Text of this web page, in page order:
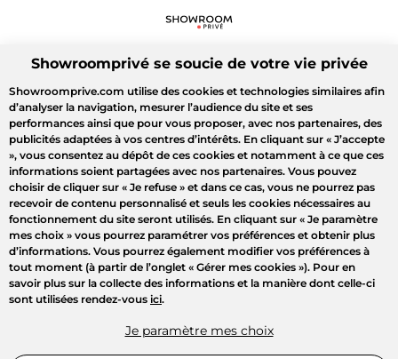
Showroomprivé se soucie de votre vie privée
Showroomprive.com utilise des cookies et technologies similaires afin
d’analyser la navigation, mesurer l’audience du site et ses
performances ainsi que pour vous proposer, avec nos partenaires, des
publicités adaptées à vos centres d’intérêts. En cliquant sur « J’accepte
», vous consentez au dépôt de ces cookies et notamment à ce que ces
informations soient partagées avec nos partenaires. Vous pouvez
choisir de cliquer sur « Je refuse » et dans ce cas, vous ne pourrez pas
recevoir de contenu personnalisé et seuls les cookies nécessaires au
fonctionnement du site seront utilisés. En cliquant sur « Je paramètre
mes choix » vous pourrez paramétrer vos préférences et obtenir plus
d’informations. Vous pourrez également modifier vos préférences à
tout moment (à partir de l’onglet « Gérer mes cookies »). Pour en
savoir plus sur la collecte des informations et la manière dont celle-ci
sont utilisées rendez-vous ici.
Je paramètre mes choix